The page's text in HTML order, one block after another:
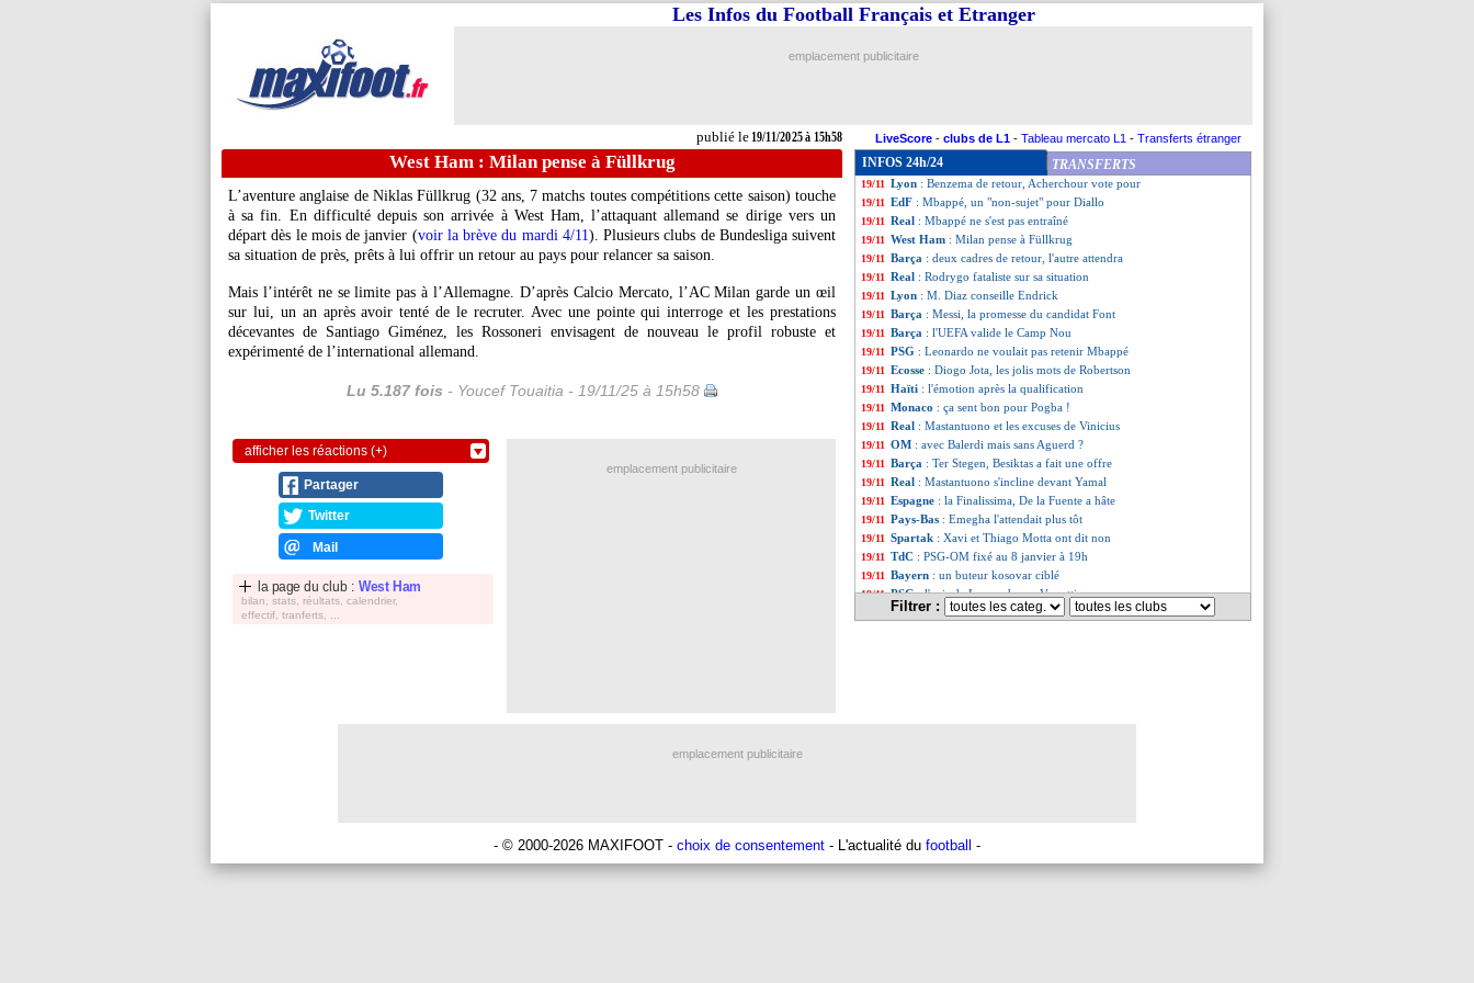
publié le19/11/2025 à 15h58
Les Infos du Football Français et Etranger
emplacement publicitaire
LiveScore - clubs de L1 - Tableau mercato L1 - Transferts étranger
West Ham : Milan pense à Füllkrug
L’aventure anglaise de NiklasFüllkrug (32 ans, 7 matchs toutes compétitions cette saison) touche
à sa fin. En difficulté depuis son arrivée à West Ham, l’attaquant allemand se dirige vers un
départ dès le mois de janvier (voir la brève du mardi 4/11). Plusieurs clubs de Bundesliga suivent
sa situation de près, prêts à lui offrir un retour au pays pour relancer sa saison.
Mais l’intérêt ne se limite pas à l’Allemagne. D’après Calcio Mercato, l’AC Milan garde un œil
sur lui, un an après avoir tenté de le recruter. Avec une pointe qui interroge et les prestations
décevantes de Santiago Giménez, les Rossoneri envisagent de nouveau le profil robuste et
expérimenté de l’international allemand.
Lu 5.187 fois - Youcef Touaitia - 19/11/25 à 15h58
afficher les réactions (+)
Partager
Twitter
Mail
la page du club : West Ham
bilan, stats, réultats, calendrier,
effectif, tranferts, ...
INFOS 24h/24 TRANSFERTS
19/11 Class. FIFA : la France reste 3e
19/11 Metz
19/11 PSG: Safonov attend son heure
19/11 Jamaïque : McClaren démissionne (officiel)
19/11 Lyon : Benzema de retour, Acherchour vote pour
19/11 EdF : Mbappé, un "non-sujet" pour Diallo
19/11 Real : Mbappé ne s'est pas entraîné
19/11 West Ham : Milan pense à Füllkrug
19/11 Barça : deux cadres de retour, l'autre attendra
19/11 Real : Rodrygo fataliste sur sa situation
19/11 Lyon : M. Diaz conseille Endrick
19/11 Barça : Messi, la promesse du candidat Font
19/11 Barça : l'UEFA valide le Camp Nou
19/11 PSG : Leonardo ne voulait pas retenir Mbappé
19/11 Ecosse : Diogo Jota, les jolis mots de Robertson
19/11 Haïti : l'émotion après la qualification
19/11 Monaco : ça sent bon pour Pogba !
19/11 Real : Mastantuono et les excuses de Vinicius
19/11 OM : avec Balerdi mais sans Aguerd ?
19/11 Barça : Ter Stegen, Besiktas a fait une offre
19/11 Real : Mastantuono s'incline devant Yamal
19/11 Espagne : la Finalissima, De la Fuente a hâte
19/11 Pays-Bas : Emegha l'attendait plus tôt
19/11 Spartak : Xavi et Thiago Motta ont dit non
19/11 TdC : PSG-OM fixé au 8 janvier à 19h
19/11 Bayern : un buteur kosovar ciblé
19/11 PSG: l'avis de Leonardo sur Verratti
Real: Mastantuono promet du mieux
Filtrer :
emplacement publicitaire
emplacement publicitaire
- © 2000-2026 MAXIFOOT - choix de consentement - L'actualité du football -